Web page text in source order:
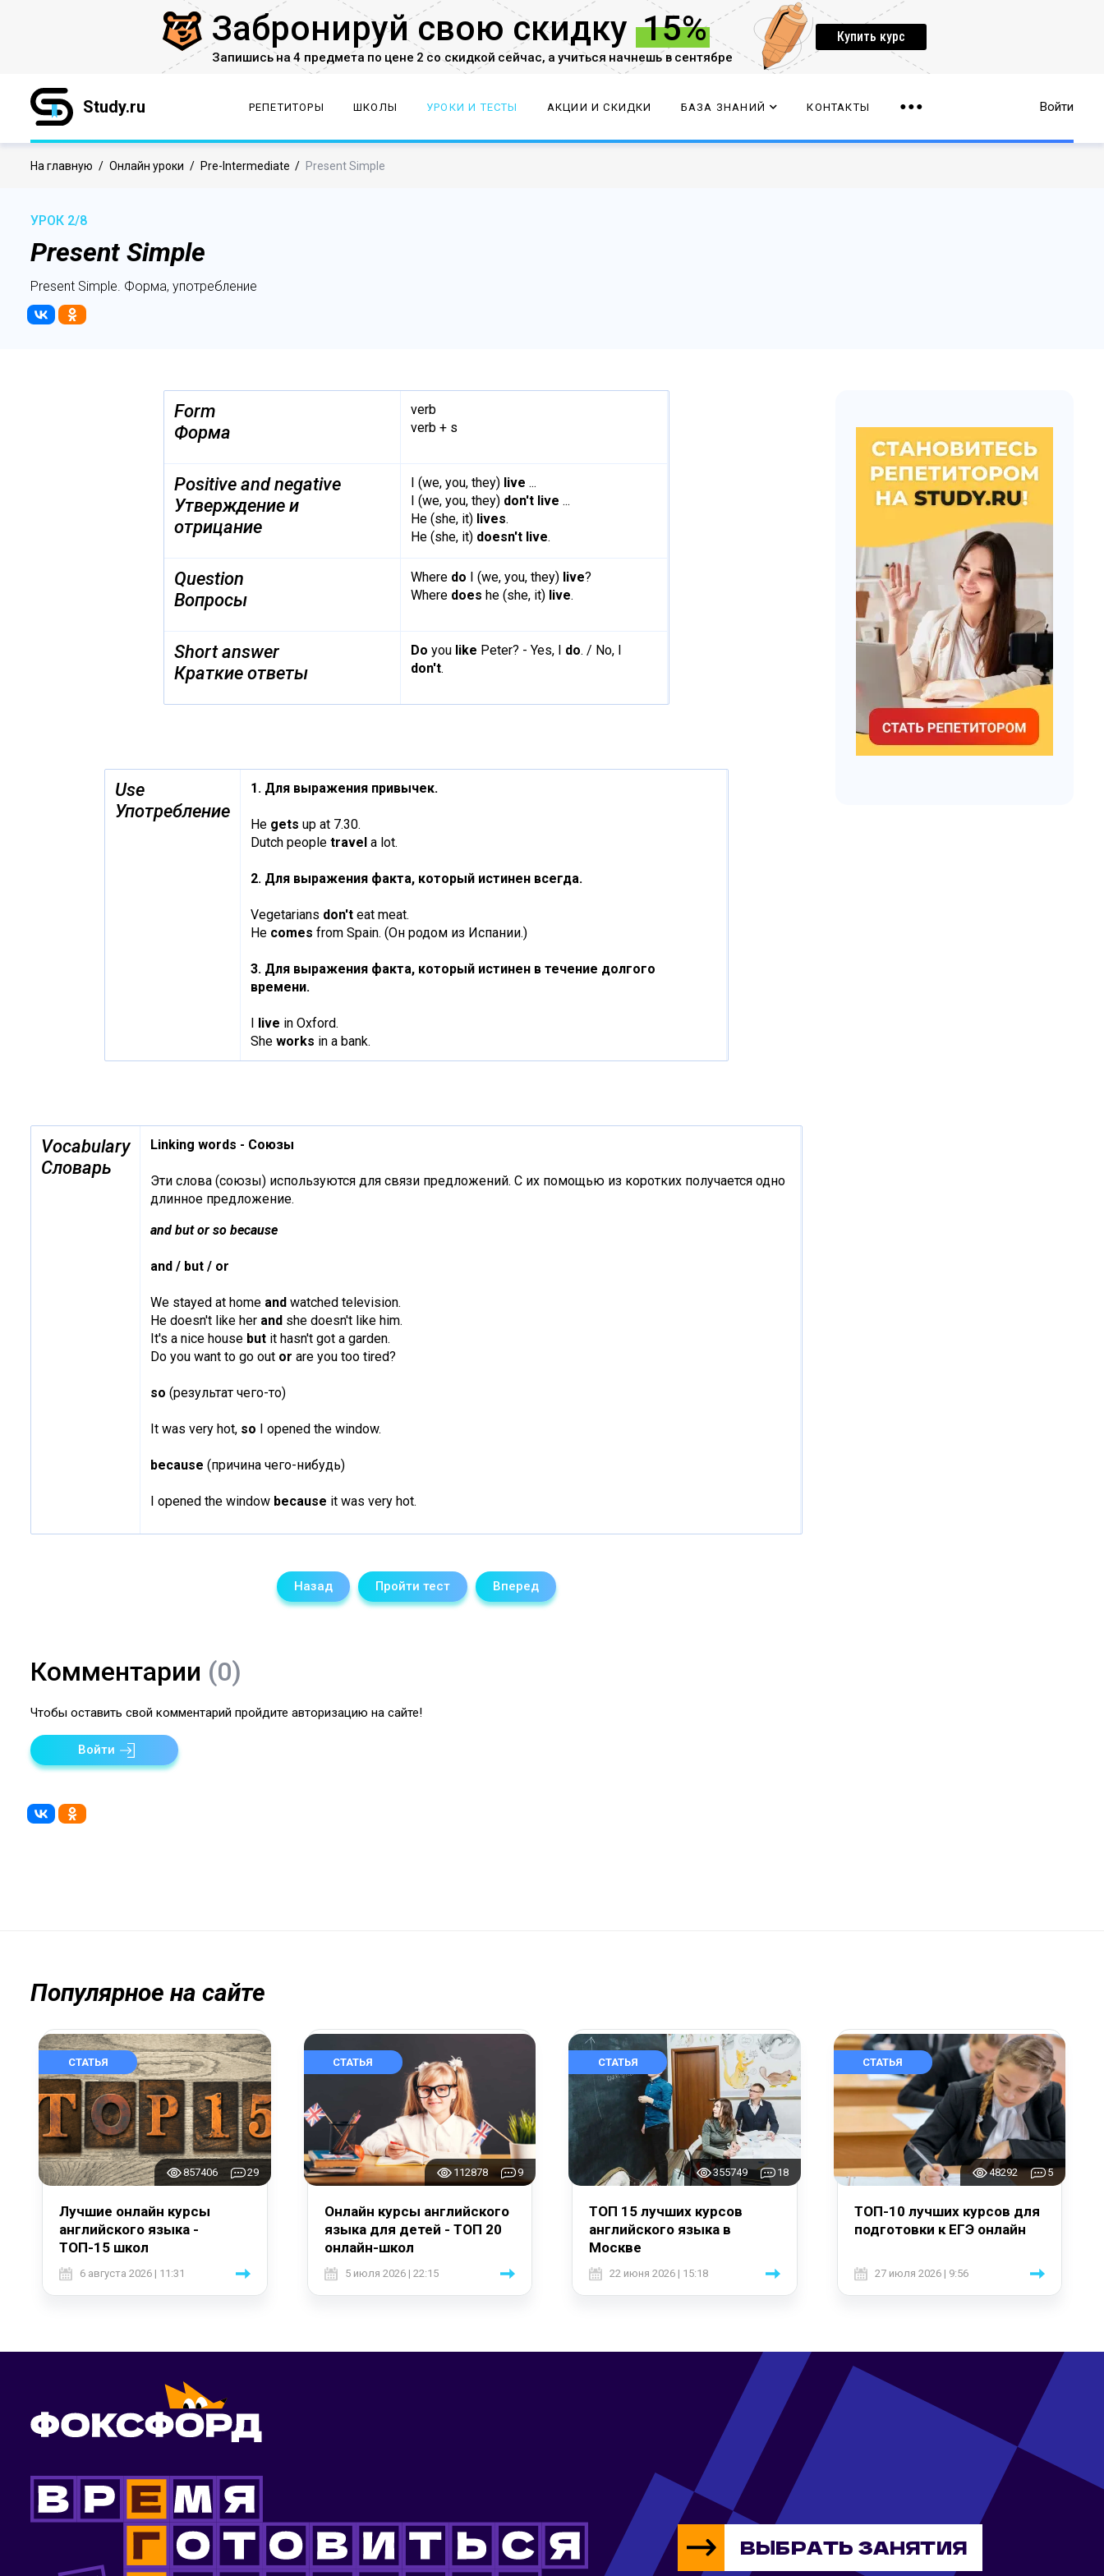
Забронируйсвою скидку 15%
Запишись на 4 предмета по цене 2 со скидкойсейчас, а учиться начнешь в сентябре
Купить курс
Study.ru РЕПЕТИТОРЫ ШКОЛЫ УРОКИ И ТЕСТЫ АКЦИИ И СКИДКИ БАЗА ЗНАНИЙ КОНТАКТЫ Войти
На главную / Онлайн уроки / Pre-Intermediate / Present Simple
УРОК 2/8
Present Simple
Present Simple. Форма, употребление
Form
Форма
verb
verb + s​
Positive and negative
Утверждение и
отрицание
I (we, you, they) live ...
I (we, you, they) don't live ...
He (she, it) lives.
He (she, it) doesn't live.
Question
Вопросы
Where do I (we, you, they) live?
Where does he (she, it) live.
Short answer
Краткие ответы
Do you like Peter? - Yes, I do. / No, I
don't.
Use
Употребление
1. Для выражения привычек.
He gets up at 7.30.
Dutch people travel a lot.
2. Для выражения факта, который истинен всегда.
Vegetarians don't eat meat.
He comes from Spain. (Он родом из Испании.)
3. Для выражения факта, который истинен в течение долгого
времени.
I live in Oxford.
She works in a bank.
Vocabulary
Словарь
Linking words - Союзы
Эти слова (союзы) используются для связи предложений. С их помощью из коротких получается одно
длинное предложение.
and but or so because
and / but / or
We stayed at home and watched television.
He doesn't like her and she doesn't like him.
It's a nice house but it hasn't got a garden.
Do you want to go out or are you too tired?
so (результат чего-то)
It was very hot, so I opened the window.
because (причина чего-нибудь)
I opened the window because it was very hot.
Назад Пройти тест Вперед
Комментарии (0)
Чтобы оставить свой комментарий пройдите авторизацию на сайте!
Войти
Популярное на сайте
СТАТЬЯ
857406 29
Лучшие онлайн курсы
английского языка -
ТОП-15 школ
6 августа 2026 | 11:31
СТАТЬЯ
112878 9
Онлайн курсы английского
языка для детей - ТОП 20
онлайн-школ
5 июля 2026 | 22:15
СТАТЬЯ
355749 18
ТОП 15 лучших курсов
английского языка в
Москве
22 июня 2026 | 15:18
СТАТЬЯ
48292 5
ТОП-10 лучших курсов для
подготовки к ЕГЭ онлайн
27 июля 2026 | 9:56
ВЫБРАТЬ ЗАНЯТИЯ